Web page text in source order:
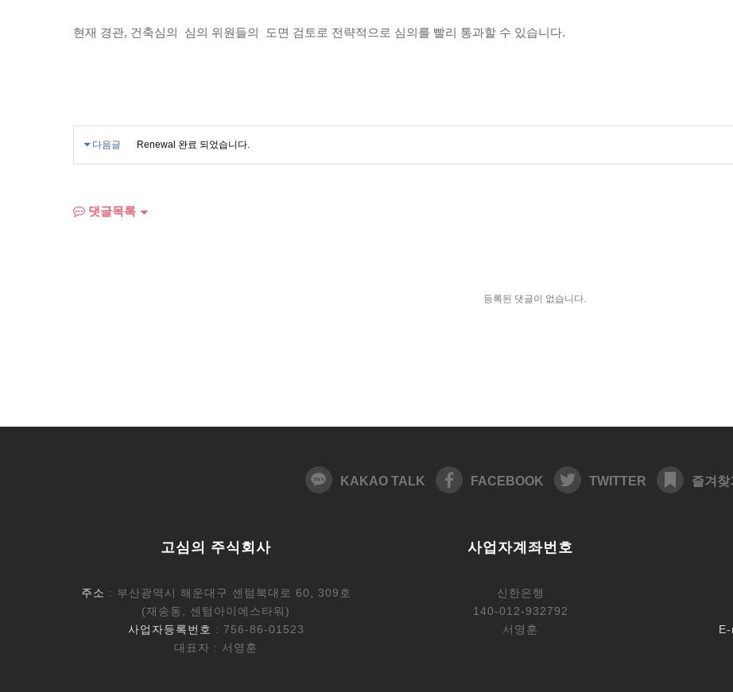
현재 경관, 건축심의 심의 위원들의 도면 검토로 전략적으로 심의를 빨리 통과할 수 있습니다.
다음글 Renewal 완료 되었습니다.
댓글목록
등록된 댓글이 없습니다.
KAKAO TALK FACEBOOK TWITTER 즐겨찾
고심의 주식회사
주소 : 부산광역시 해운대구 센텀북대로 60, 309호
(재송동, 센텀아이에스타워)
사업자등록번호 : 756-86-01523
대표자 : 서영훈
사업자계좌번호
신한은행
140-012-932792
서영훈